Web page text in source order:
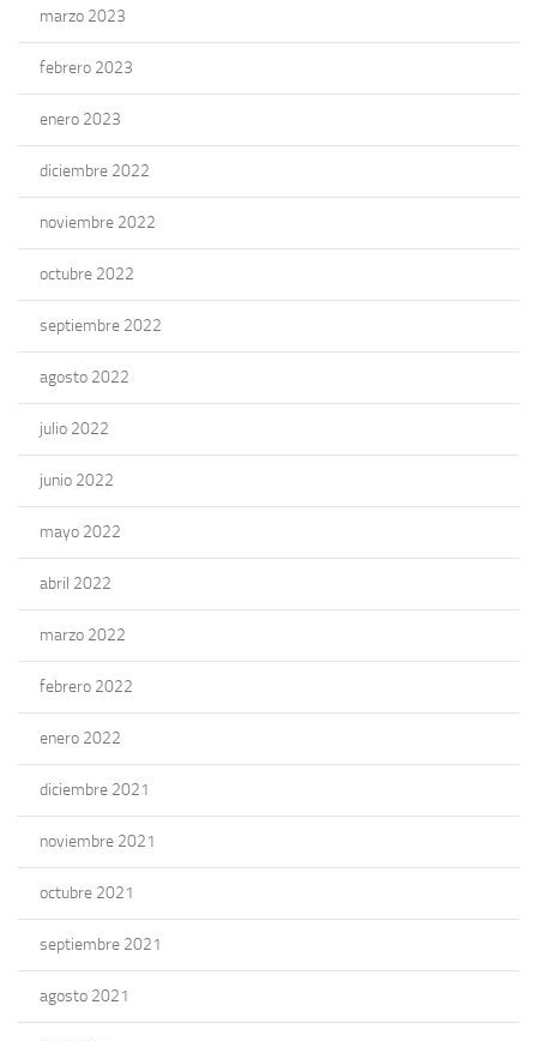
marzo 2023
febrero 2023
enero 2023
diciembre 2022
noviembre 2022
octubre 2022
septiembre 2022
agosto 2022
julio 2022
junio 2022
mayo 2022
abril 2022
marzo 2022
febrero 2022
enero 2022
diciembre 2021
noviembre 2021
octubre 2021
septiembre 2021
agosto 2021